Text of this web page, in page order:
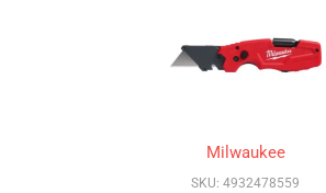
Milwaukee
SKU: 4932478559